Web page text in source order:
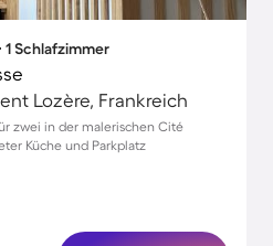
1 Schlafzimmer
Lozère, Frankreich
zwei in der malerischen Cité
Küche und Parkplatz